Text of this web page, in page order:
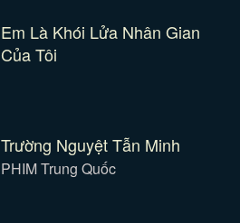
Em Là Khói Lửa Nhân Gian
Của Tôi
Trường Nguyệt Tẫn Minh
PHIM Trung Quốc